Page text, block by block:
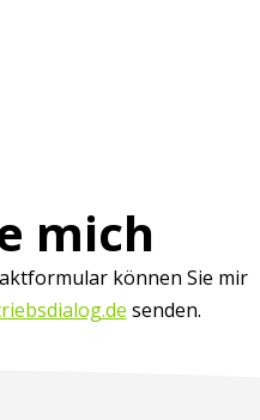
mich
können Sie mir
senden.